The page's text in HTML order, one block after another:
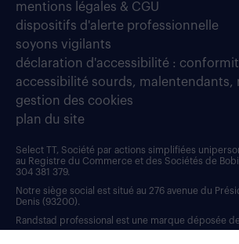
mentions légales & CGU
dispositifs d'alerte professionnelle
soyons vigilants
déclaration d'accessibilité :
accessibilité sourds, malentendants,
gestion des cookies
plan du site
Select TT, Société par actions simplifiées
au Registre du Commerce et des Sociétés de
304 381 379.
Notre siège social est situé au 276 avenue du
Denis (93200).
Randstad professional est une marque déposée